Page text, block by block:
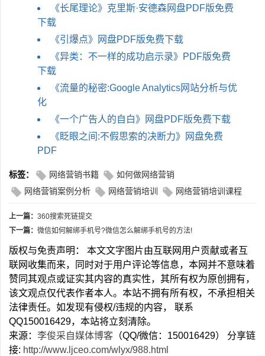
《长尾理论》克里斯·安德森网盘PDF版免费
下载
《引爆点》网盘PDF版免费下载
《异类：不一样的成功启示录》PDF版免费
下载
《流量的秘密:Google Analytics网站分析与优
化
《一个广告人的自白》网盘PDF版免费下载
《眨眼之间:不假思索的决断力》网盘免费
PDF
标签： 网络营销书籍
如何做网络营销
网络营销案例分析
网络营销培训 网络营销培训课程
上一篇： 360搜索死链提交
下一篇： 微信如何解绑手机号?微信怎么解绑手机号的方法!
版权与免责声明： 本文文字图片由互联网用户贡献或者互
联网收集而来，同时对于用户评论等信息，本网并不意味着
赞同其观点或证实其内容的真实性，其所有权为原创拥有，
该文观点仅代表作者本人。本站不拥有所有权，不承担相关
法律责任。如发现有侵权/违规的内容， 联系
QQ150016429，本站将立刻清除。
来源： 李俊采自媒体博客 （QQ/微信：150016429） 分享链
接: http://www.ljceo.com/wlyx/988.html